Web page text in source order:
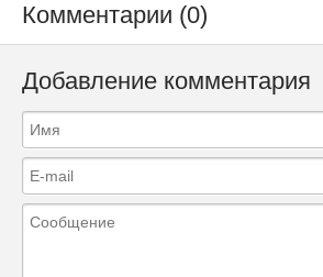
Комментарии (0)
Добавление комментария